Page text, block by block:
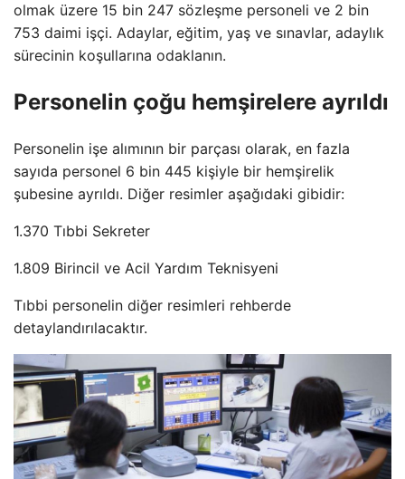
olmak üzere 15 bin 247 sözleşme personeli ve 2 bin
753 daimi işçi. Adaylar, eğitim, yaş ve sınavlar, adaylık
sürecinin koşullarına odaklanın.
Personelin çoğu hemşirelere ayrıldı
Personelin işe alımının bir parçası olarak, en fazla
sayıda personel 6 bin 445 kişiyle bir hemşirelik
şubesine ayrıldı. Diğer resimler aşağıdaki gibidir:
1.370 Tıbbi Sekreter
1.809 Birincil ve Acil Yardım Teknisyeni
Tıbbi personelin diğer resimleri rehberde
detaylandırılacaktır.